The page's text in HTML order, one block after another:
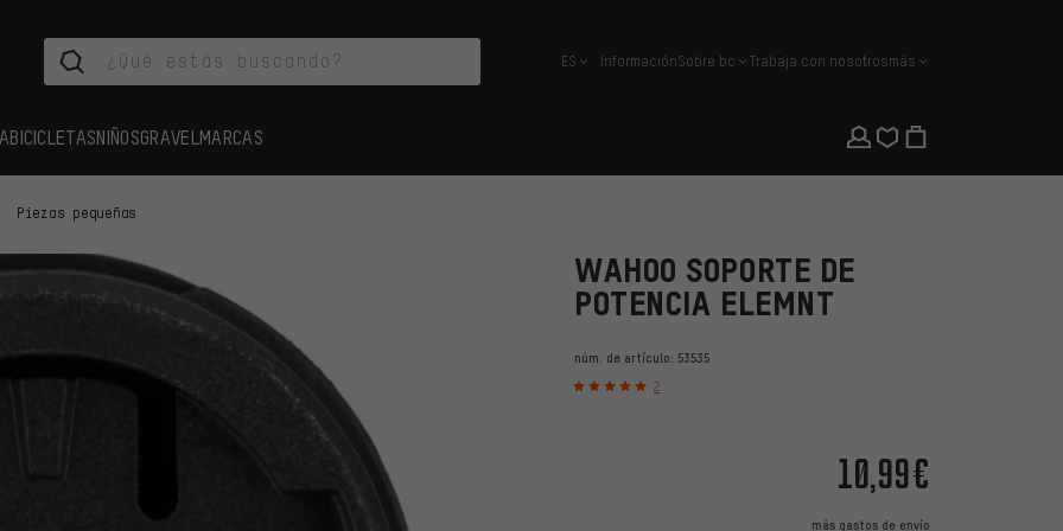
español
ES InformaciónSobre bc Trabaja con nosotrosmás
BICICLETASNIÑOSGRAVEL MARCAS
Piezas pequeñas
WAHOO SOPORTE DE
POTENCIA ELEMNT
núm. de artículo: 53535
2
10,99€
más gastos de envío